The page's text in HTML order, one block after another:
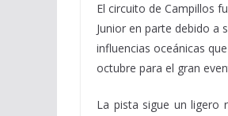
El circuito de Campillos
Junior en parte debido a
influencias oceánicas
octubre para el gran
La pista sigue un ligero